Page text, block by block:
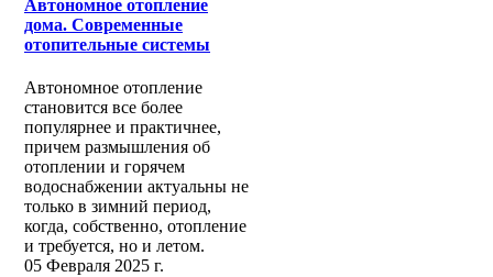
Автономное отопление
дома. Современные
отопительные системы
Автономное отопление
становится все более
популярнее и практичнее,
причем размышления об
отоплении и горячем
водоснабжении актуальны не
только в зимний период,
когда, собственно, отопление
и требуется, но и летом.
05 Февраля 2025 г.